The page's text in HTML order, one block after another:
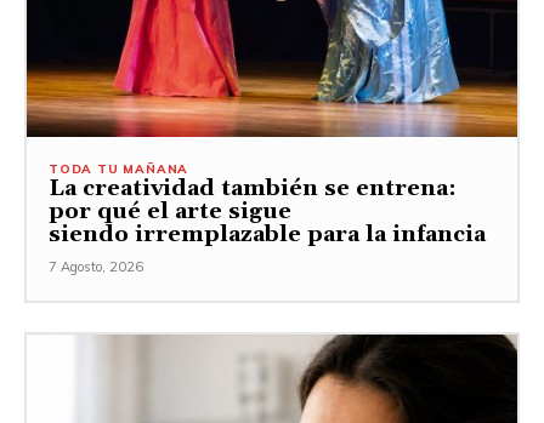
TODA TU MAÑANA
La creatividad también se entrena:
por qué el arte sigue
siendo irremplazable para la infancia
7 Agosto, 2026